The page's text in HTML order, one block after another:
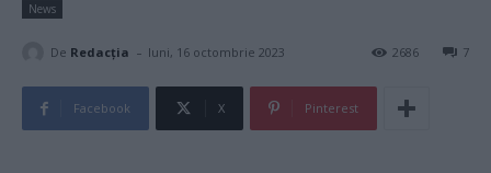
News
De Redacţia - luni, 16 octombrie 2023 7
2686
Facebook X Pinterest